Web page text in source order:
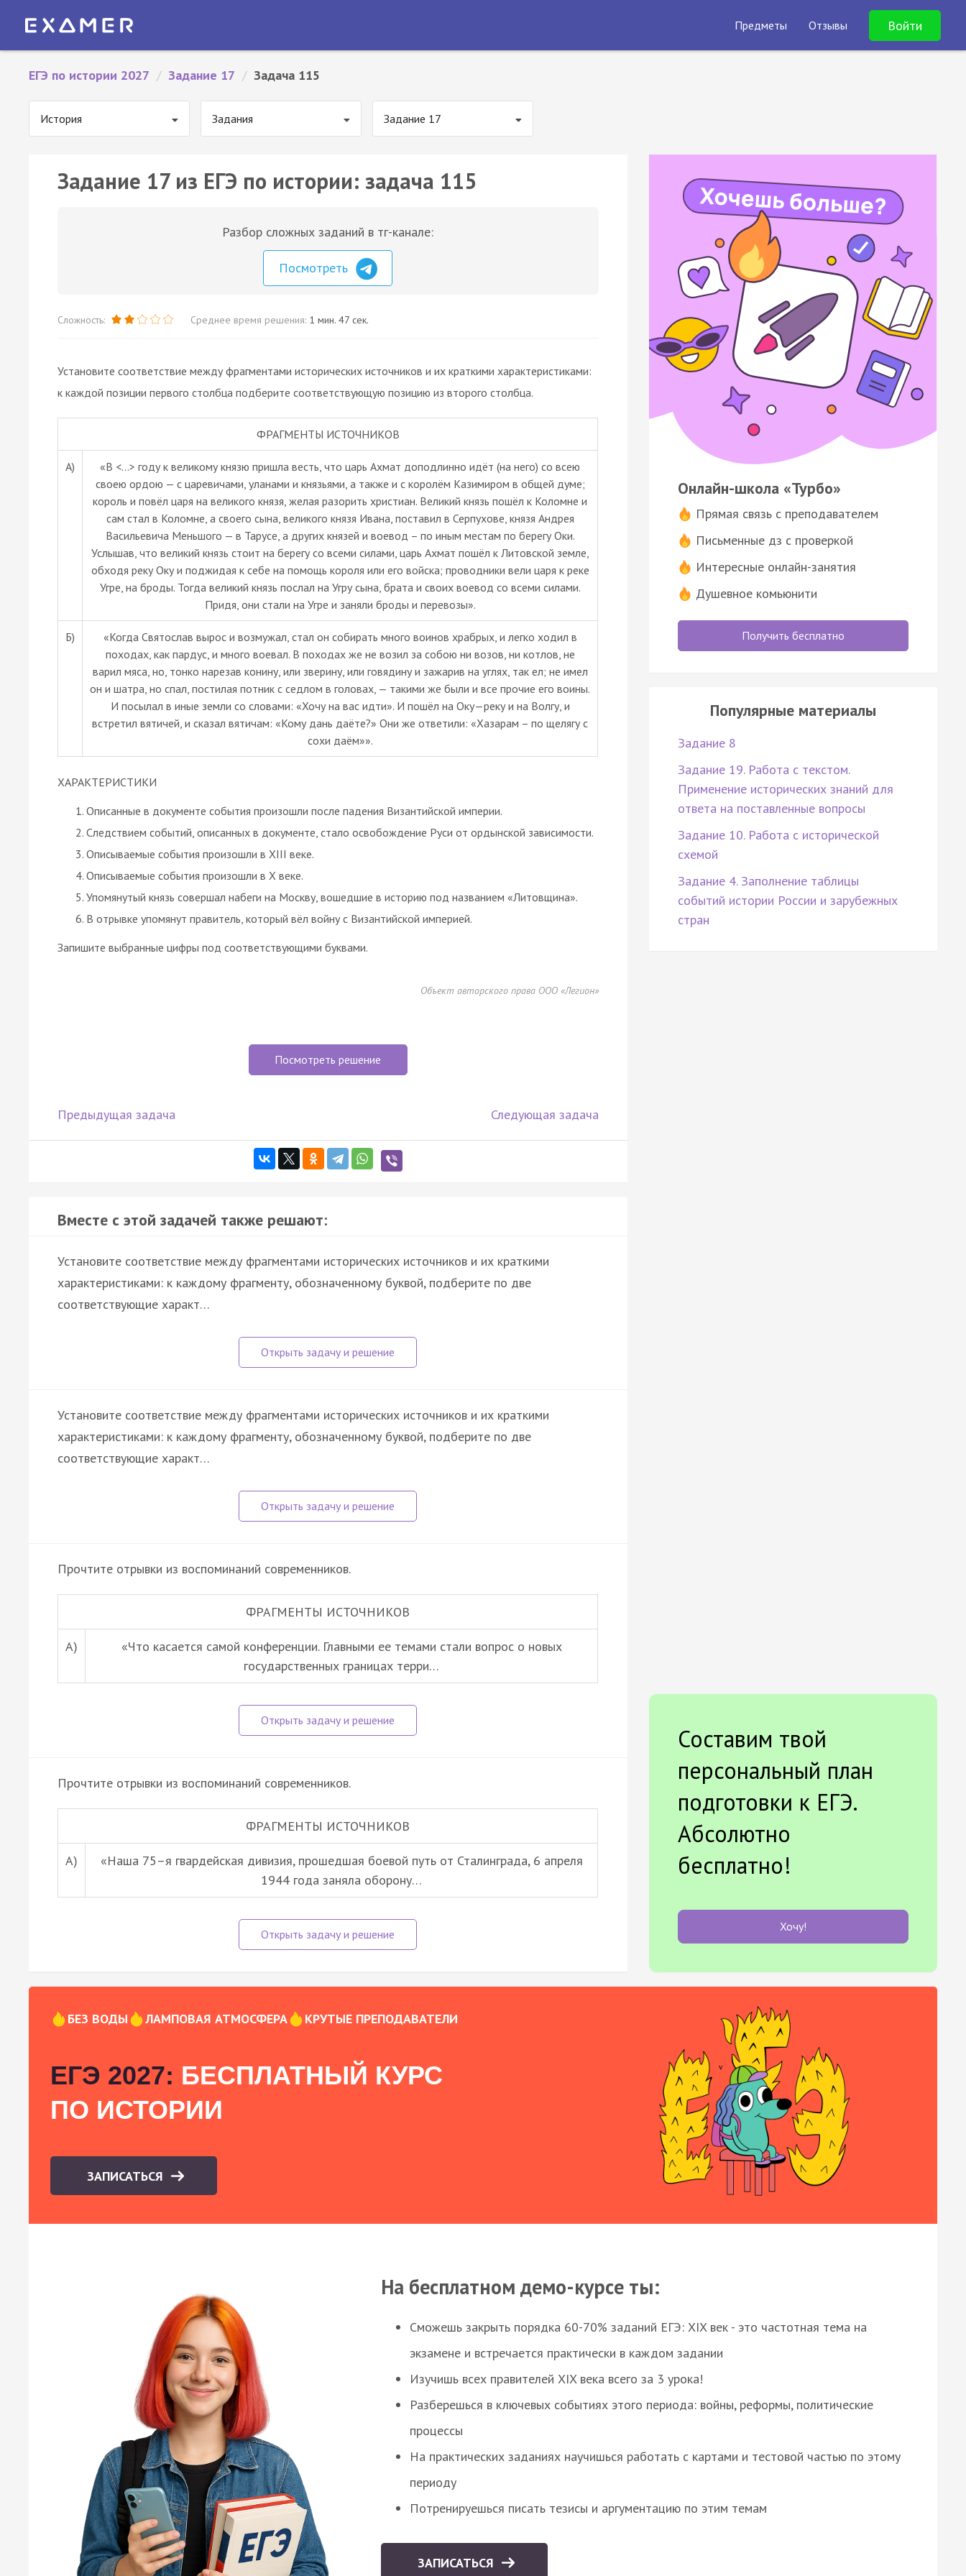
Предметы Отзывы Войти
ЕГЭ по истории 2027 / Задание 17 / Задача 115
История Задания Задание 17
Задание 17 из ЕГЭ по истории: задача 115
Разбор сложных заданий в тг-канале:
Посмотреть
Сложность: Среднее время решения: 1 мин. 47 сек.
Установите соответствие между фрагментами исторических источников и их краткими характеристиками:
к каждой позиции первого столбца подберите соответствующую позицию из второго столбца.
ФРАГМЕНТЫ ИСТОЧНИКОВ
А)
«В <…> году к великому князю пришла весть, что царь Ахмат доподлинно идёт (на него) со всею
своею ордою — с царевичами, уланами и князьями, а также и с королём Казимиром в общей думе;
король и повёл царя на великого князя, желая разорить христиан. Великий князь пошёл к Коломне и
сам стал в Коломне, а своего сына, великого князя Ивана, поставил в Серпухове, князя Андрея
Васильевича Меньшого — в Тарусе, а других князей и воевод – по иным местам по берегу Оки.
Услышав, что великий князь стоит на берегу со всеми силами, царь Ахмат пошёл к Литовской земле,
обходя реку Оку и поджидая к себе на помощь короля или его войска; проводники вели царя к реке
Угре, на броды. Тогда великий князь послал на Угру сына, брата и своих воевод со всеми силами.
Придя, они стали на Угре и заняли броды и перевозы».
Б)
«Когда Святослав вырос и возмужал, стал он собирать много воинов храбрых, и легко ходил в
походах, как пардус, и много воевал. В походах же не возил за собою ни возов, ни котлов, не
варил мяса, но, тонко нарезав конину, или зверину, или говядину и зажарив на углях, так ел; не имел
он и шатра, но спал, постилая потник с седлом в головах, — такими же были и все прочие его воины.
И посылал в иные земли со словами: «Хочу на вас идти». И пошёл на Оку—реку и на Волгу, и
встретил вятичей, и сказал вятичам: «Кому дань даёте?» Они же ответили: «Хазарам – по щелягу с
сохи даём»».
ХАРАКТЕРИСТИКИ
Описанные в документе события произошли после падения Византийской империи.
Следствием событий, описанных в документе, стало освобождение Руси от ордынской зависимости.
Описываемые события произошли в XIII веке.
Описываемые события произошли в X веке.
Упомянутый князь совершал набеги на Москву, вошедшие в историю под названием «Литовщина».
В отрывке упомянут правитель, который вёл войну с Византийской империей.
Запишите выбранные цифры под соответствующими буквами.
Объект авторского права ООО «Легион»
Посмотреть решение
Предыдущая задача Следующая задача
Вместе с этой задачей также решают:
Установите соответствие между фрагментами исторических источников и их краткими
характеристиками: к каждому фрагменту, обозначенному буквой, подберите по две
соответствующие характ…
Установите соответствие между фрагментами исторических источников и их краткими
характеристиками: к каждому фрагменту, обозначенному буквой, подберите по две
соответствующие характ…
Прочтите отрывки из воспоминаний современников.
ФРАГМЕНТЫ ИСТОЧНИКОВ
А)
«Что касается самой конференции. Главными ее темами стали вопрос о новых
государственных границах терри…
Прочтите отрывки из воспоминаний современников.
ФРАГМЕНТЫ ИСТОЧНИКОВ
А)
«Наша 75–я гвардейская дивизия, прошедшая боевой путь от Сталинграда, 6 апреля
1944 года заняла оборону…
Онлайн-школа «Турбо»
Прямая связь с преподавателем
Письменные дз с проверкой
Интересные онлайн-занятия
Душевное комьюнити
Получить бесплатно
Популярные материалы
Задание 8
Задание 19. Работа с текстом.
Применение исторических знаний для
ответа на поставленные вопросы
Задание 10. Работа с исторической
схемой
Задание 4. Заполнение таблицы
событий истории России и зарубежных
стран
Составим твой
персональный план
подготовки к ЕГЭ.
Абсолютно
бесплатно!
Хочу!
БЕЗ ВОДЫ ЛАМПОВАЯ АТМОСФЕРА КРУТЫЕ ПРЕПОДАВАТЕЛИ
ЕГЭ 2027: БЕСПЛАТНЫЙ КУРС
ПО ИСТОРИИ
ЗАПИСАТЬСЯ
На бесплатном демо-курсе ты:
Сможешь закрыть порядка 60-70% заданий ЕГЭ: XIX век - это частотная тема на
экзамене и встречается практически в каждом задании
Изучишь всех правителей XIX века всего за 3 урока!
Разберешься в ключевых событиях этого периода: войны, реформы, политические
процессы
На практических заданиях научишься работать с картами и тестовой частью по этому
периоду
Потренируешься писать тезисы и аргументацию по этим темам
ЗАПИСАТЬСЯ